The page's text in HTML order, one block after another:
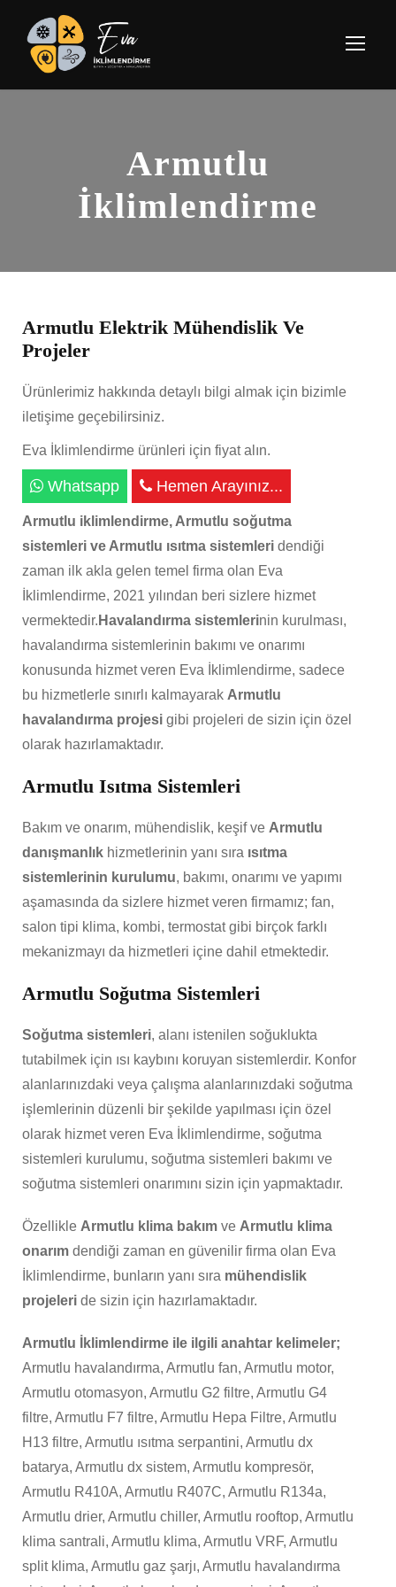
Armutlu
İklimlendirme
Armutlu Elektrik Mühendislik Ve
Projeler
Ürünlerimiz hakkında detaylı bilgi almak için bizimle
iletişime geçebilirsiniz.
Eva İklimlendirme ürünleri için fiyat alın.
Whatsapp Hemen Arayınız...
Armutlu iklimlendirme, Armutlu soğutma
sistemleri ve Armutlu ısıtma sistemleri dendiği
zaman ilk akla gelen temel firma olan Eva
İklimlendirme, 2021 yılından beri sizlere hizmet
vermektedir. Havalandırma sistemlerinin kurulması,
havalandırma sistemlerinin bakımı ve onarımı
konusunda hizmet veren Eva İklimlendirme, sadece
bu hizmetlerle sınırlı kalmayarak Armutlu
havalandırma projesi gibi projeleri de sizin için özel
olarak hazırlamaktadır.
Armutlu Isıtma Sistemleri
Bakım ve onarım, mühendislik, keşif ve Armutlu
danışmanlık hizmetlerinin yanı sıra ısıtma
sistemlerinin kurulumu, bakımı, onarımı ve yapımı
aşamasında da sizlere hizmet veren firmamız; fan,
salon tipi klima, kombi, termostat gibi birçok farklı
mekanizmayı da hizmetleri içine dahil etmektedir.
Armutlu Soğutma Sistemleri
Soğutma sistemleri, alanı istenilen soğuklukta
tutabilmek için ısı kaybını koruyan sistemlerdir. Konfor
alanlarınızdaki veya çalışma alanlarınızdaki soğutma
işlemlerinin düzenli bir şekilde yapılması için özel
olarak hizmet veren Eva İklimlendirme, soğutma
sistemleri kurulumu, soğutma sistemleri bakımı ve
soğutma sistemleri onarımını sizin için yapmaktadır.
Özellikle Armutlu klima bakım ve Armutlu klima
onarım dendiği zaman en güvenilir firma olan Eva
İklimlendirme, bunların yanı sıra mühendislik
projeleri de sizin için hazırlamaktadır.
Armutlu İklimlendirme ile ilgili anahtar kelimeler;
Armutlu havalandırma, Armutlu fan, Armutlu motor,
Armutlu otomasyon, Armutlu G2 filtre, Armutlu G4
filtre, Armutlu F7 filtre, Armutlu Hepa Filtre, Armutlu
H13 filtre, Armutlu ısıtma serpantini, Armutlu dx
batarya, Armutlu dx sistem, Armutlu kompresör,
Armutlu R410A, Armutlu R407C, Armutlu R134a,
Armutlu drier, Armutlu chiller, Armutlu rooftop, Armutlu
klima santrali, Armutlu klima, Armutlu VRF, Armutlu
split klima, Armutlu gaz şarjı, Armutlu havalandırma